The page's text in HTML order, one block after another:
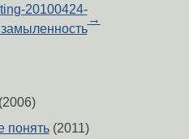
20100424-
→
понять(2011)